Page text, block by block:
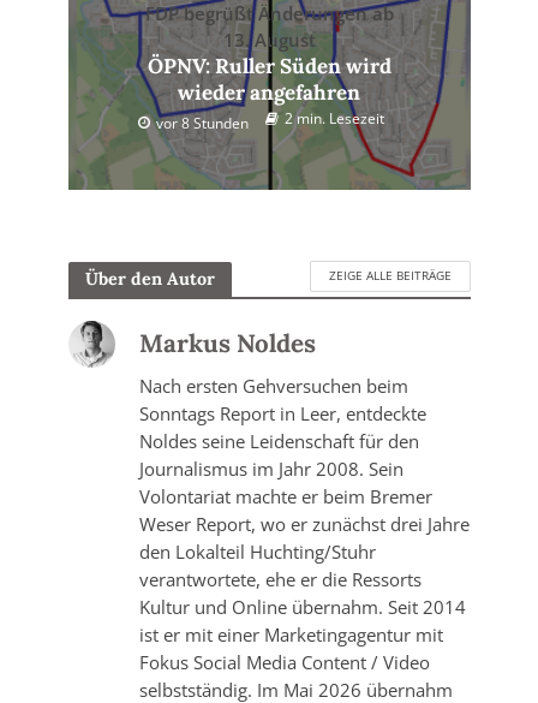
FDP begrüßt Änderungen ab
13. August
ÖPNV: Ruller Süden wird
wieder angefahren
vor 8 Stunden 2 min. Lesezeit
Über den Autor ZEIGE ALLE BEITRÄGE
Markus Noldes
Nach ersten Gehversuchen beim
Sonntags Report in Leer, entdeckte
Noldes seine Leidenschaft für den
Journalismus im Jahr 2008. Sein
Volontariat machte er beim Bremer
Weser Report, wo er zunächst drei Jahre
den Lokalteil Huchting/Stuhr
verantwortete, ehe er die Ressorts
Kultur und Online übernahm. Seit 2014
ist er mit einer Marketingagentur mit
Fokus Social Media Content / Video
selbstständig. Im Mai 2026 übernahm